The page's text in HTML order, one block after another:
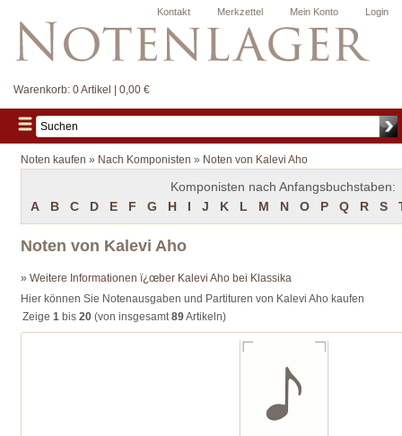
Login
Mein Konto
Merkzettel
Kontakt
Warenkorb: 0 Artikel | 0,00 €
Noten kaufen » Nach Komponisten » Noten von Kalevi Aho
Komponisten nach Anfangsbuchstaben:
A
B C D E F G H I J K L M N O P Q R S
Noten von Kalevi Aho
» Weitere Informationen ï¿œber Kalevi Aho bei Klassika
Hier können Sie Notenausgaben und Partituren von Kalevi Aho kaufen
Zeige 1 bis 20 (von insgesamt89Artikeln)